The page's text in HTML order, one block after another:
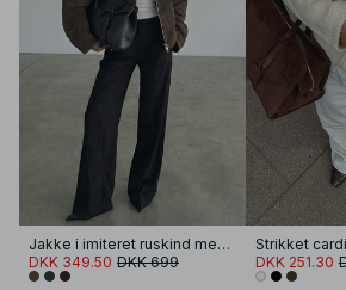
Jakke i imiteret ruskind med lynlås
DKK 349.50 DKK 699
DKK 251.30